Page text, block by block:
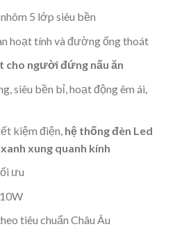
5 lớp siêu bền
hoạt tính và đường ống thoát
cho người đứng nấu ăn
siêu bền bỉ, hoạt động êm ái,
kiệm điện, hệ thống đèn Led
xung quanh kính
ưu
tiêu chuẩn Châu Âu